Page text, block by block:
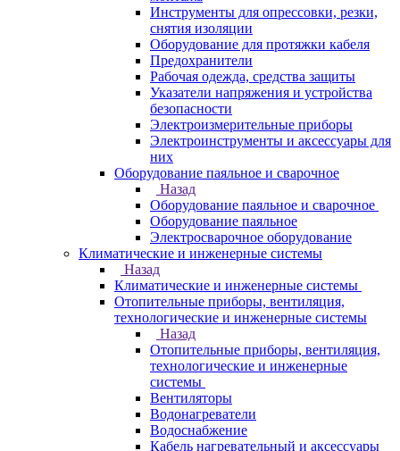
Инструменты для опрессовки, резки,
снятия изоляции
Оборудование для протяжки кабеля
Предохранители
Рабочая одежда, средства защиты
Указатели напряжения и устройства
безопасности
Электроизмерительные приборы
Электроинструменты и аксессуары для
них
Оборудование паяльное и сварочное
Назад
Оборудование паяльное и сварочное
Оборудование паяльное
Электросварочное оборудование
Климатические и инженерные системы
Назад
Климатические и инженерные системы
Отопительные приборы, вентиляция,
технологические и инженерные системы
Назад
Отопительные приборы, вентиляция,
технологические и инженерные
системы
Вентиляторы
Водонагреватели
Водоснабжение
Кабель нагревательный и аксессуары